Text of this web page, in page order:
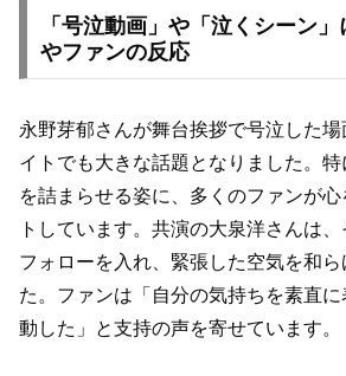
「号泣動画」や「泣くシーン
やファンの反応
永野芽郁さんが舞台挨拶で号泣した
イトでも大きな話題となりました。
を詰まらせる姿に、多くのファンが
トしています。共演の大泉洋さんは
フォローを入れ、緊張した空気を和
た。ファンは「自分の気持ちを素直
動した」と支持の声を寄せています。